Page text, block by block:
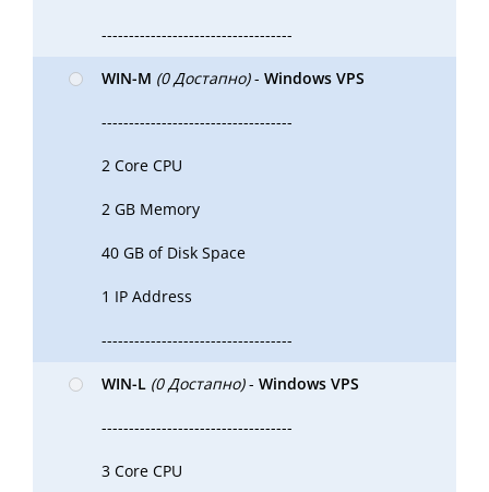
-----------------------------------
WIN-M (0 Достапно)- Windows VPS
-----------------------------------
2 Core CPU
2 GB Memory
40 GB of Disk Space
1 IP Address
-----------------------------------
WIN-L (0 Достапно)- Windows VPS
-----------------------------------
3 Core CPU